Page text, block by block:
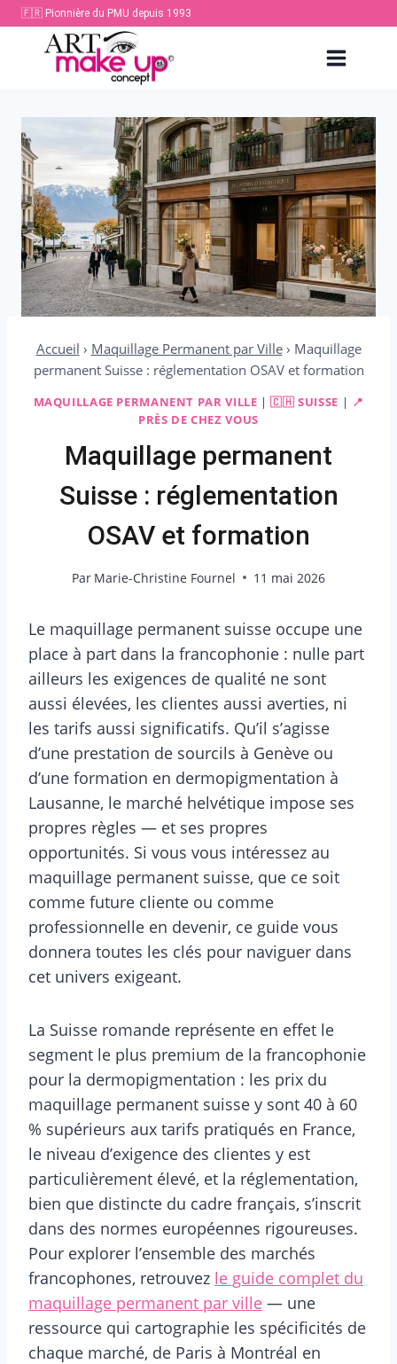
Aller
contenu
🇫🇷 Pionnière du PMU depuis 1993
Accueil › Maquillage Permanent par Ville› Maquillage
permanent Suisse : réglementation OSAV et formation
MAQUILLAGE PERMANENT PAR VILLE |🇨🇭 SUISSE | 📍
PRÈS DE CHEZ VOUS
Maquillage permanent
Suisse : réglementation
OSAV et formation
Par Marie-Christine Fournel 11 mai 2026
Le maquillage permanent suisse occupe une
place à part dans la francophonie : nulle part
ailleurs les exigences de qualité ne sont
aussi élevées, les clientes aussi averties, ni
les tarifs aussi significatifs. Qu’il s’agisse
d’une prestation de sourcils à Genève ou
d’une formation en dermopigmentation à
Lausanne, le marché helvétique impose ses
propres règles — et ses propres
opportunités. Si vous vous intéressez au
maquillage permanent suisse, que ce soit
comme future cliente ou comme
professionnelle en devenir, ce guide vous
donnera toutes les clés pour naviguer dans
cet univers exigeant.
La Suisse romande représente en effet le
segment le plus premium de la francophonie
pour la dermopigmentation : les prix du
maquillage permanent suisse y sont 40 à 60
% supérieurs aux tarifs pratiqués en France,
le niveau d’exigence des clientes y est
particulièrement élevé, et la réglementation,
bien que distincte du cadre français, s’inscrit
dans des normes européennes rigoureuses.
Pour explorer l’ensemble des marchés
francophones, retrouvez le guide complet du
maquillage permanent par ville — une
ressource qui cartographie les spécificités de
chaque marché, de Paris à Montréal en